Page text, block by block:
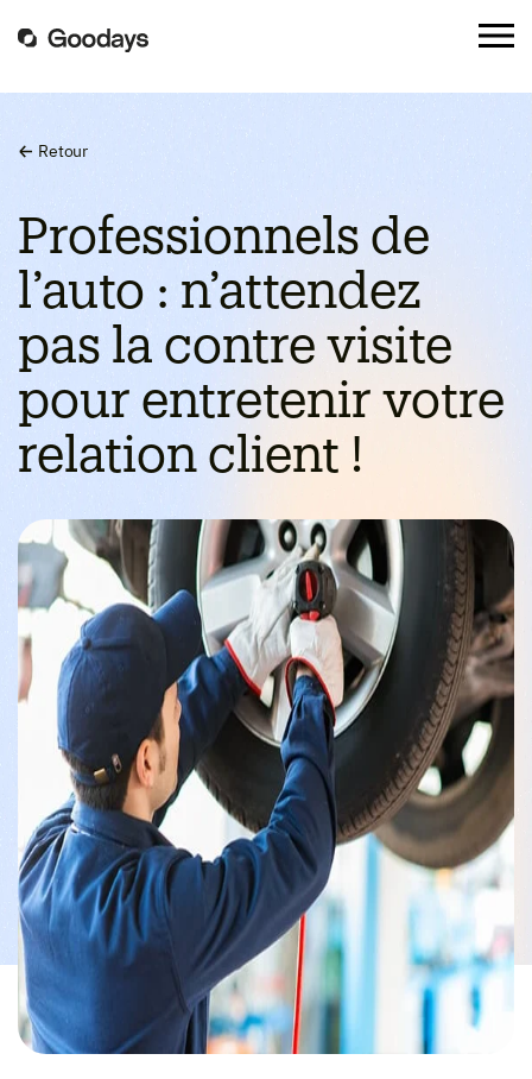
Retour
Professionnels de
l’auto : n’attendez
pas la contre visite
pour entretenir votre
relation client !